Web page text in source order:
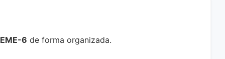
6 de forma organizada.